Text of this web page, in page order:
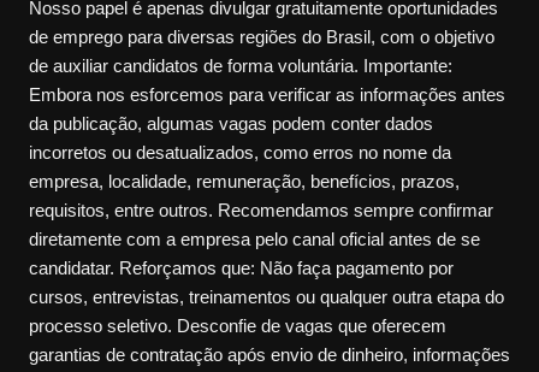
Nosso papel é apenas divulgar gratuitamente oportunidades
de emprego para diversas regiões do Brasil, com o objetivo
de auxiliar candidatos de forma voluntária. Importante:
Embora nos esforcemos para verificar as informações antes
da publicação, algumas vagas podem conter dados
incorretos ou desatualizados, como erros no nome da
empresa, localidade, remuneração, benefícios, prazos,
requisitos, entre outros. Recomendamos sempre confirmar
diretamente com a empresa pelo canal oficial antes de se
candidatar. Reforçamos que: Não faça pagamento por
cursos, entrevistas, treinamentos ou qualquer outra etapa do
processo seletivo. Desconfie de vagas que oferecem
garantias de contratação após envio de dinheiro, informações